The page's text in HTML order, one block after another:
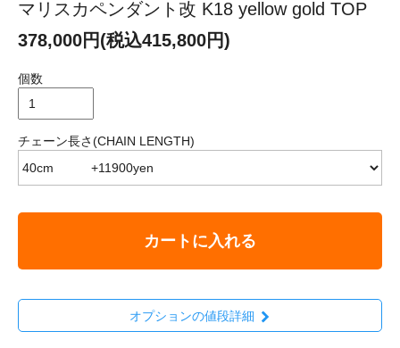
マリスカペンダント改 K18 yellow gold TOP
378,000円(税込415,800円)
個数
チェーン長さ(CHAIN LENGTH)
カートに入れる
オプションの値段詳細